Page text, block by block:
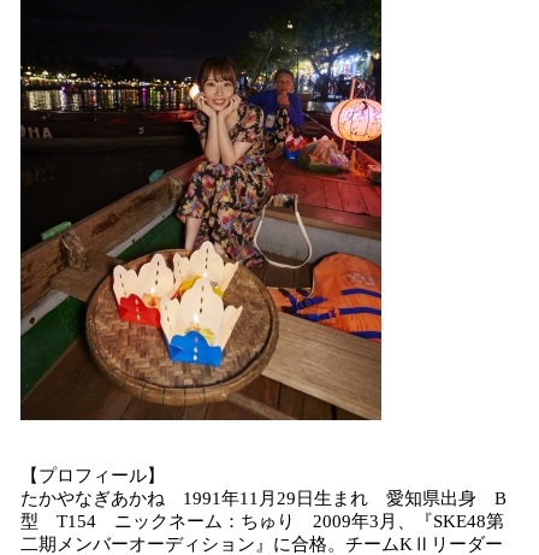
【プロフィール】
たかやなぎあかね 1991年11月29日生まれ 愛知県出身 B
型 T154 ニックネーム：ちゅり 2009年3月、『SKE48第
二期メンバーオーディション』に合格。チームKⅡリーダー